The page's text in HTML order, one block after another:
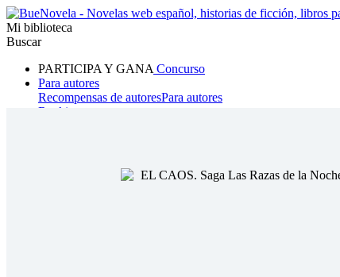
Mi biblioteca
Buscar
PARTICIPA Y GANA Concurso
Para autores
Recompensas de autoresPara autores
Ranking
Hombre loboMafia SistemaFantasía Urbano